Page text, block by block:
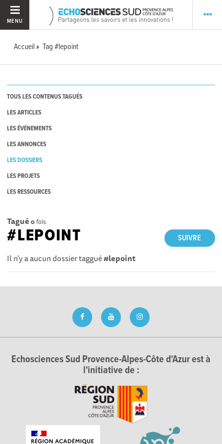
MENU
Accueil Tag #lepoint
TOUS LES CONTENUS TAGUÉS
LES ARTICLES
LES ÉVÉNEMENTS
LES ANNONCES
LES DOSSIERS
LES PROJETS
LES RESSOURCES
Tagué 0fois
SUIVRE
#LEPOINT
Il n'y a aucun dossier taggué#lepoint
Echosciences Sud Provence-Alpes-Côte d'Azur est à
l'initiative de :